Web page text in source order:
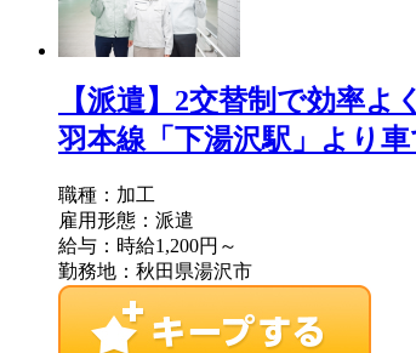
【派遣】2交替制で効率
羽本線「下湯沢駅」より
職種：加工
雇用形態：派遣
給与：時給1,200円～
勤務地：秋田県湯沢市